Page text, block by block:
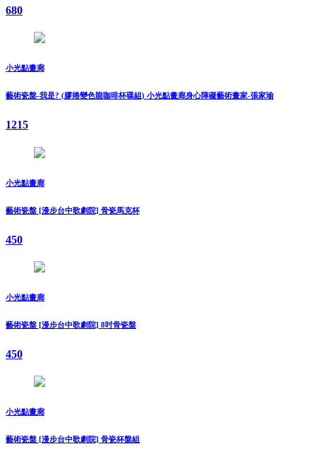
680
小光點畫廊
藝術瓷盤-我是? (膠捲變色龍咖啡杯碟組) 小光點畫廊身心障礙藝術畫家-張家瑜
1215
小光點畫廊
藝術瓷盤 [漫步台中歌劇院] 骨瓷馬克杯
450
小光點畫廊
藝術瓷盤 [漫步台中歌劇院] 8吋骨瓷盤
450
小光點畫廊
藝術瓷盤 [漫步台中歌劇院] 骨瓷杯盤組